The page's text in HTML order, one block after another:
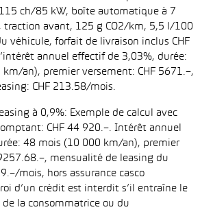
115 ch/85 kW, boîte automatique à 7
traction avant, 125 g CO2/km, 5,5 l/100
véhicule, forfait de livraison inclus CHF
annuel effectif de 3,03%, durée:
an), premier versement: CHF 5671.–,
CHF 213.58/mois.
à 0,9%: Exemple de calcul avec
CHF 44 920.–. Intérêt annuel
48 mois (10 000 km/an), premier
mensualité de leasing du
mois, hors assurance casco
d’un crédit est interdit s’il entraîne le
la consommatrice ou du